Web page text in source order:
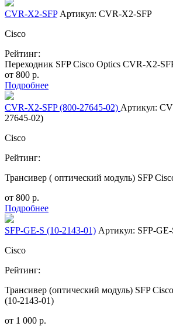
CVR-X2-SFP Артикул: CVR-X2-SFP
Cisco
Рейтинг:
Переходник SFP Cisco Optics CVR-X2-
от 800 р.
Подробнее
CVR-X2-SFP (800-27645-02) Артикул:
27645-02)
Cisco
Рейтинг:
Трансивер ( оптический модуль) SFP
от 800 р.
Подробнее
SFP-GE-S (10-2143-01) Артикул: SFP-
Cisco
Рейтинг:
Трансивер (оптический модуль) SFP
(10-2143-01)
от 1 000 р.